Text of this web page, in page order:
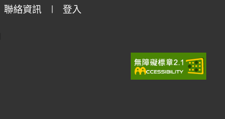
聯絡資訊 登入